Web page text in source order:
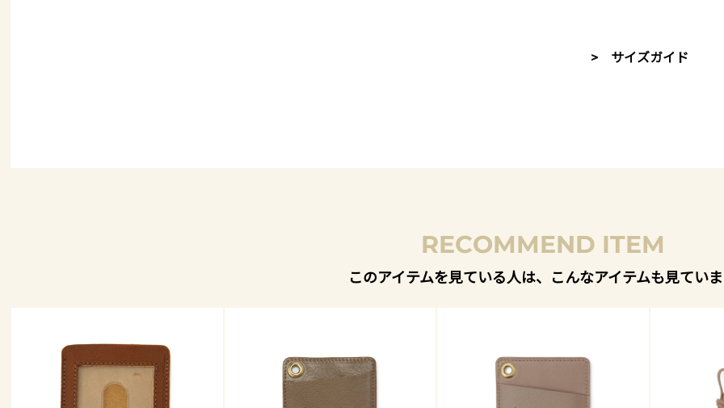
> サイズガイド
RECOMMEND ITEM
このアイテムを見ている人は、こんなアイテムも見てい